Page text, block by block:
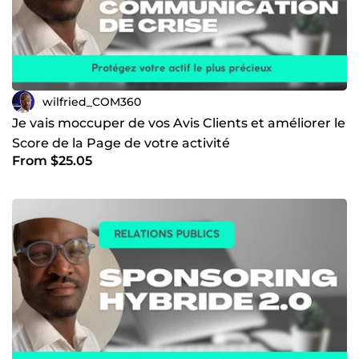
See you soon, for more information on my ComeUp
services.
THANK YOU FOR YOUR TRUST AND READING TIME.🙂
wilfried_COM360
Je vais moccuper de vos Avis Clients et améliorer le
Score de la Page de votre activité
From $25.05